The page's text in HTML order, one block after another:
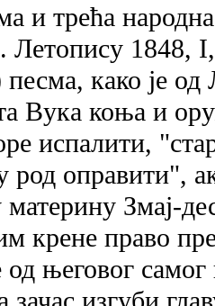
и трећа
1848,
песма, како je
Вука коња и
испалити,
род оправити",
материну Змај-
крене право
од његовог